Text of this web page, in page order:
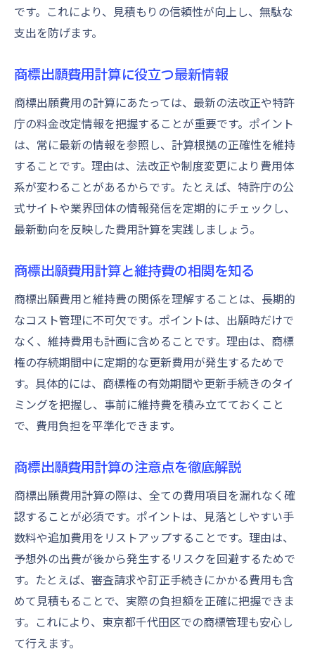
です。これにより、見積もりの信頼性が向上し、無駄な
支出を防げます。
商標出願費用計算に役立つ最新情報
商標出願費用の計算にあたっては、最新の法改正や特許
庁の料金改定情報を把握することが重要です。ポイント
は、常に最新の情報を参照し、計算根拠の正確性を維持
することです。理由は、法改正や制度変更により費用体
系が変わることがあるからです。たとえば、特許庁の公
式サイトや業界団体の情報発信を定期的にチェックし、
最新動向を反映した費用計算を実践しましょう。
商標出願費用計算と維持費の相関を知る
商標出願費用と維持費の関係を理解することは、長期的
なコスト管理に不可欠です。ポイントは、出願時だけで
なく、維持費用も計画に含めることです。理由は、商標
権の存続期間中に定期的な更新費用が発生するためで
す。具体的には、商標権の有効期間や更新手続きのタイ
ミングを把握し、事前に維持費を積み立てておくこと
で、費用負担を平準化できます。
商標出願費用計算の注意点を徹底解説
商標出願費用計算の際は、全ての費用項目を漏れなく確
認することが必須です。ポイントは、見落としやすい手
数料や追加費用をリストアップすることです。理由は、
予想外の出費が後から発生するリスクを回避するためで
す。たとえば、審査請求や訂正手続きにかかる費用も含
めて見積もることで、実際の負担額を正確に把握できま
す。これにより、東京都千代田区での商標管理も安心し
て行えます。